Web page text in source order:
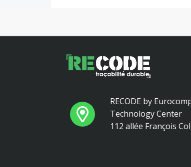
RECODE by
Technology Center
112 allée François